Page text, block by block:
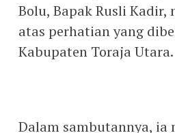
Bolu, Bapak Rusli
atas perhatian yang
Kabupaten Toraja Utara.
Dalam sambutannya, ia